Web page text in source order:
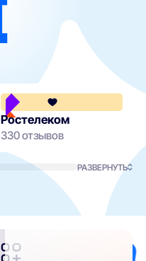
3.7
Ростелеком
330 отзывов
РАЗВЕРНУТЬ